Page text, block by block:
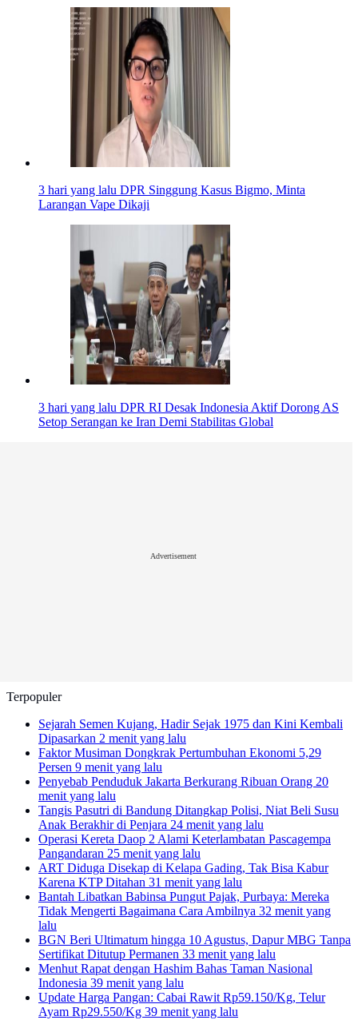
3 hari yang lalu DPR Singgung Kasus Bigmo, Minta
Larangan Vape Dikaji
3 hari yang lalu DPR RI Desak Indonesia Aktif Dorong AS
Setop Serangan ke Iran Demi Stabilitas Global
Advertisement
Terpopuler
Sejarah Semen Kujang, Hadir Sejak 1975 dan Kini Kembali
Dipasarkan 2 menit yang lalu
Faktor Musiman Dongkrak Pertumbuhan Ekonomi 5,29
Persen 9 menit yang lalu
Penyebab Penduduk Jakarta Berkurang Ribuan Orang 20
menit yang lalu
Tangis Pasutri di Bandung Ditangkap Polisi, Niat Beli Susu
Anak Berakhir di Penjara 24 menit yang lalu
Operasi Kereta Daop 2 Alami Keterlambatan Pascagempa
Pangandaran 25 menit yang lalu
ART Diduga Disekap di Kelapa Gading, Tak Bisa Kabur
Karena KTP Ditahan 31 menit yang lalu
Bantah Libatkan Babinsa Pungut Pajak, Purbaya: Mereka
Tidak Mengerti Bagaimana Cara Ambilnya 32 menit yang
lalu
BGN Beri Ultimatum hingga 10 Agustus, Dapur MBG Tanpa
Sertifikat Ditutup Permanen 33 menit yang lalu
Menhut Rapat dengan Hashim Bahas Taman Nasional
Indonesia 39 menit yang lalu
Update Harga Pangan: Cabai Rawit Rp59.150/Kg, Telur
Ayam Rp29.550/Kg 39 menit yang lalu